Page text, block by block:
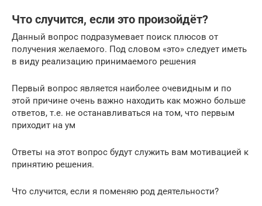
Что случится, если это произойдёт?
Данный вопрос подразумевает поиск плюсов от
получения желаемого. Под словом «это» следует иметь
в виду реализацию принимаемого решения
Первый вопрос является наиболее очевидным и по
этой причине очень важно находить как можно больше
ответов, т.е. не останавливаться на том, что первым
приходит на ум
Ответы на этот вопрос будут служить вам мотивацией к
принятию решения.
Что случится, если я поменяю род деятельности?